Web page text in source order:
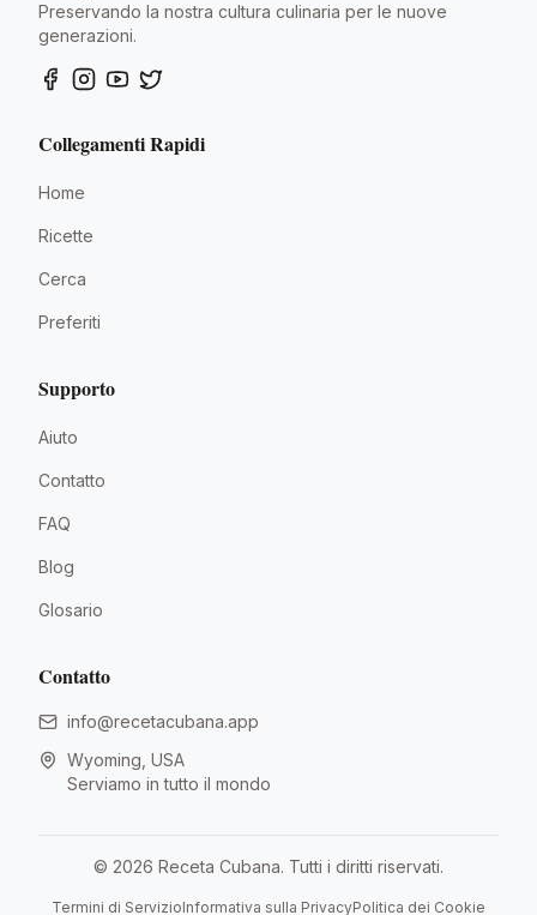
Preservando la nostra cultura culinaria per le nuove
generazioni.
Collegamenti Rapidi
Home
Ricette
Cerca
Preferiti
Supporto
Aiuto
Contatto
FAQ
Blog
Glosario
Contatto
info@recetacubana.app
Wyoming, USA
Serviamo in tutto il mondo
© 2026 Receta Cubana. Tutti i diritti riservati.
Termini di ServizioInformativa sulla PrivacyPolitica dei Cookie